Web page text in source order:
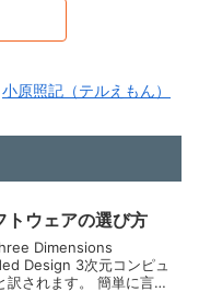
小原照記（テルえもん）
ウェアの選び方
Dimensions
Design 3次元コンピュ
訳されます。 簡単に言う